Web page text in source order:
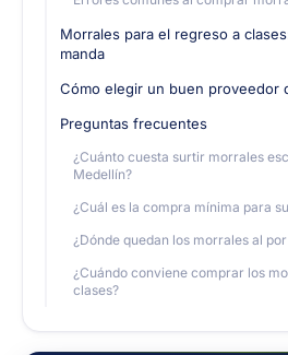
Morrales para el regreso a
manda
Cómo elegir un buen proveedor
Preguntas frecuentes
¿Cuánto cuesta surtir morrales
Medellín?
¿Cuál es la compra mínima para
¿Dónde quedan los morrales al
¿Cuándo conviene comprar los
clases?